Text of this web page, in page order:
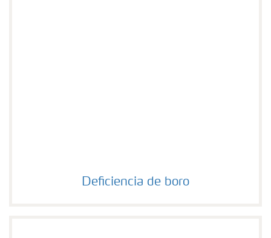
Deficiencia de boro
Deficiencia de boro